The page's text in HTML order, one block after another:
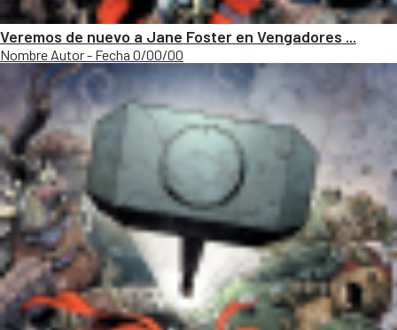
Veremos de nuevo a Jane Foster en Vengadores ...
Nombre Autor - Fecha 0/00/00